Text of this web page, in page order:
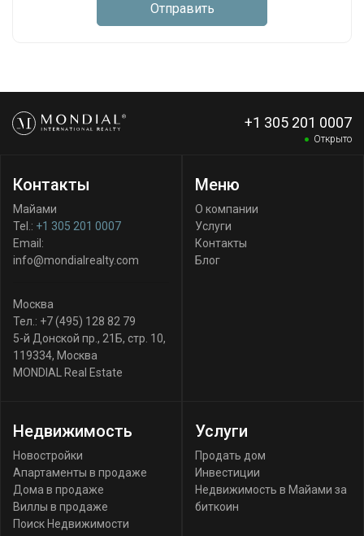
Отправить
+1 305 201 0007
Открыто
Контакты
Майами
Tel.: +1 305 201 0007
Email:
info@mondialrealty.com
Москва
Тел.: +7 (495) 128 82 79
5-й Донской пр., 21Б, стр. 10,
119334, Москва
MONDIAL Real Estate
Меню
О компании
Услуги
Контакты
Блог
Недвижимость
Новостройки
Апартаменты в продаже
Дома в продаже
Виллы в продаже
Поиск Недвижимости
Услуги
Продать дом
Инвестиции
Недвижимость в Майами за
биткоин